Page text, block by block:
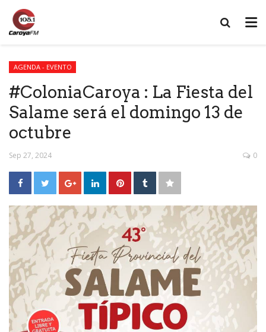
AGENDA - EVENTO
#ColoniaCaroya : La Fiesta del
Salame será el domingo 13 de
octubre
Sep 27, 2024 0